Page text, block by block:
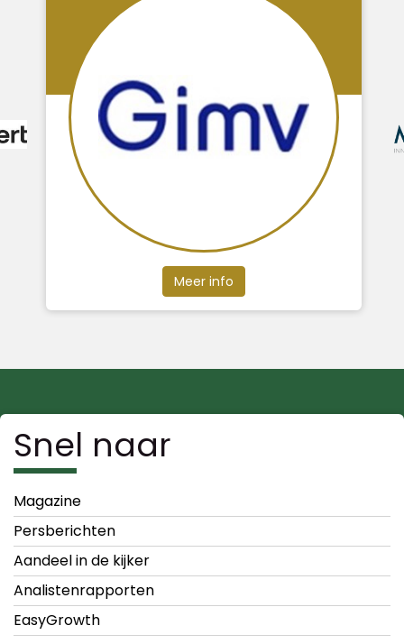
Meer info
Snel naar
Magazine
Persberichten
Aandeel in de kijker
Analistenrapporten
EasyGrowth